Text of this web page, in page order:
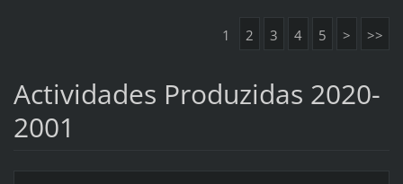
1 2 3 4 5 > >>
Actividades Produzidas 2020-
2001